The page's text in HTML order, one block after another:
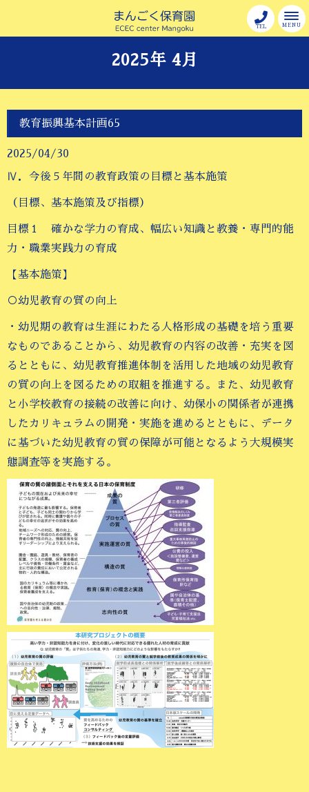
MENU
TEL
2025年 4月
教育振興基本計画65
2025/04/30
Ⅳ．今後５年間の教育政策の目標と基本施策
（目標、基本施策及び指標）
目標１ 確かな学力の育成、幅広い知識と教養・専門的能
力・職業実践力の育成
【基本施策】
○幼児教育の質の向上
・幼児期の教育は生涯にわたる人格形成の基礎を培う重要
なものであることから、幼児教育の内容の改善・充実を図
るとともに、幼児教育推進体制を活用した地域の幼児教育
の質の向上を図るための取組を推進する。また、幼児教育
と小学校教育の接続の改善に向け、幼保小の関係者が連携
したカリキュラムの開発・実施を進めるとともに、データ
に基づいた幼児教育の質の保障が可能となるよう大規模実
態調査等を実施する。